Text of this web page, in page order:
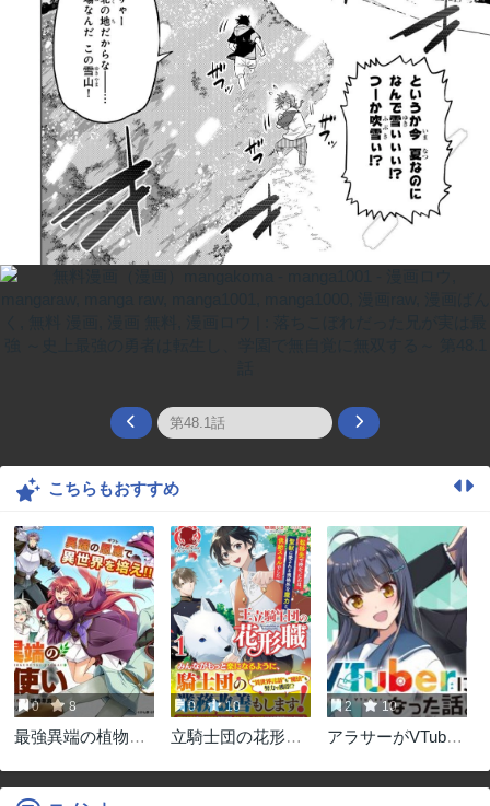
こちらもおすすめ
0 8
最強異端の植物使
0 10
立騎士団の花形職
2 10
アラサーがVTuber